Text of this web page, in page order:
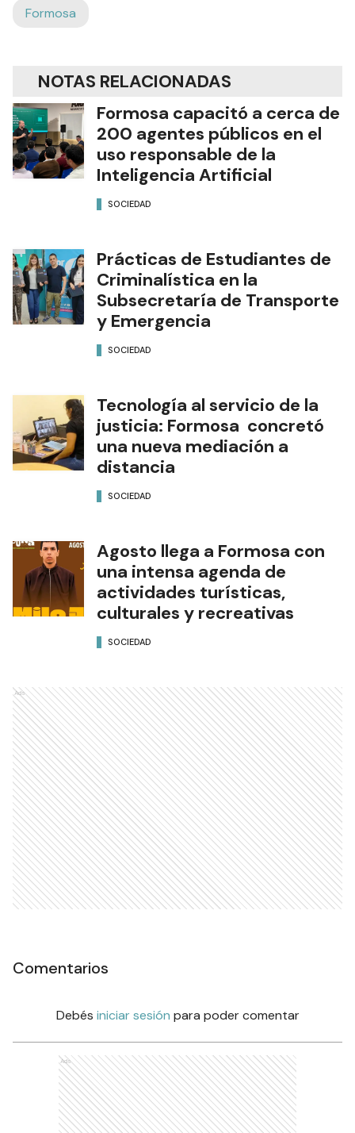
Formosa
NOTAS RELACIONADAS
Formosa capacitó a cerca de
200 agentes públicos en el
uso responsable de la
Inteligencia Artificial
SOCIEDAD
Prácticas de Estudiantes de
Criminalística en la
Subsecretaría de Transporte
y Emergencia
SOCIEDAD
Tecnología al servicio de la
justicia: Formosa concretó
una nueva mediación a
distancia
SOCIEDAD
Agosto llega a Formosa con
una intensa agenda de
actividades turísticas,
culturales y recreativas
SOCIEDAD
Ads
Comentarios
Debés iniciar sesión para poder comentar
Ads